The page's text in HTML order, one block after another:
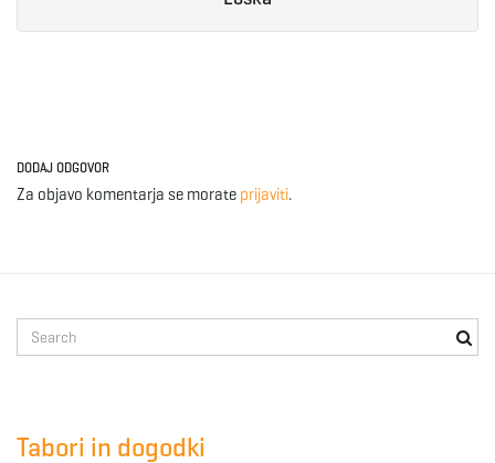
DODAJ ODGOVOR
Za objavo komentarja se morate prijaviti.
e
Tabori in dogodki